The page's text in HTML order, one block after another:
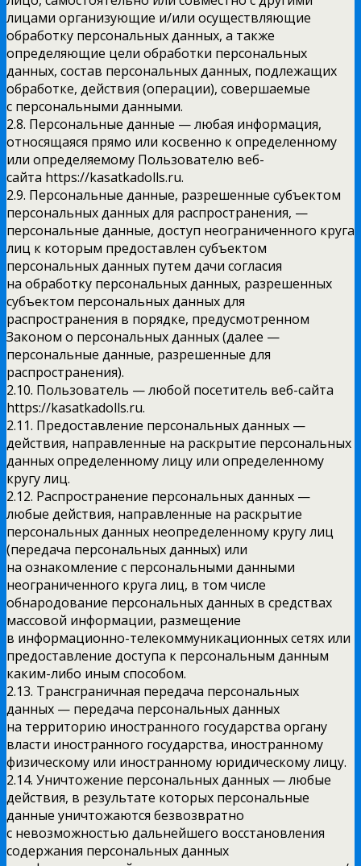
лицами организующие и/или осуществляющие
обработку персональных данных, а также
определяющие цели обработки персональных
данных, состав персональных данных, подлежащих
обработке, действия (операции), совершаемые
с персональными данными.
2.8. Персональные данные — любая информация,
относящаяся прямо или косвенно к определенному
или определяемому Пользователю веб-
сайта https://kasatkadolls.ru.
2.9. Персональные данные, разрешенные субъектом
персональных данных для распространения, —
персональные данные, доступ неограниченного круга
лиц к которым предоставлен субъектом
персональных данных путем дачи согласия
на обработку персональных данных, разрешенных
субъектом персональных данных для
распространения в порядке, предусмотренном
Законом о персональных данных (далее —
персональные данные, разрешенные для
распространения).
2.10. Пользователь — любой посетитель веб-сайта
https://kasatkadolls.ru.
2.11. Предоставление персональных данных —
действия, направленные на раскрытие персональных
данных определенному лицу или определенному
кругу лиц.
2.12. Распространение персональных данных —
любые действия, направленные на раскрытие
персональных данных неопределенному кругу лиц
(передача персональных данных) или
на ознакомление с персональными данными
неограниченного круга лиц, в том числе
обнародование персональных данных в средствах
массовой информации, размещение
в информационно-телекоммуникационных сетях или
предоставление доступа к персональным данным
каким-либо иным способом.
2.13. Трансграничная передача персональных
данных — передача персональных данных
на территорию иностранного государства органу
власти иностранного государства, иностранному
физическому или иностранному юридическому лицу.
2.14. Уничтожение персональных данных — любые
действия, в результате которых персональные
данные уничтожаются безвозвратно
с невозможностью дальнейшего восстановления
содержания персональных данных